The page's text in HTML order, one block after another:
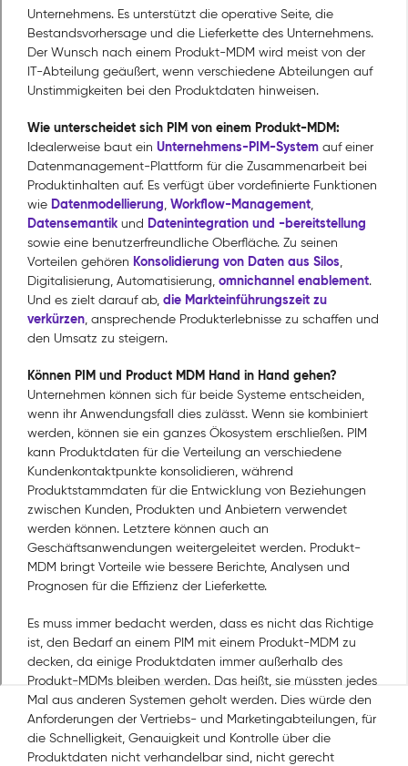
Unternehmens. Es unterstützt die operative Seite, die
Bestandsvorhersage und die Lieferkette des Unternehmens.
Der Wunsch nach einem Produkt-MDM wird meist von der
IT-Abteilung geäußert, wenn verschiedene Abteilungen auf
Unstimmigkeiten bei den Produktdaten hinweisen.
Wie unterscheidet sich PIM von einem Produkt-MDM:
Idealerweise baut ein Unternehmens-PIM-System auf einer
Datenmanagement-Plattform für die Zusammenarbeit bei
Produktinhalten auf. Es verfügt über vordefinierte Funktionen
wie Datenmodellierung, Workflow-Management,
Datensemantik und Datenintegration und -bereitstellung
sowie eine benutzerfreundliche Oberfläche. Zu seinen
Vorteilen gehören Konsolidierung von Daten aus Silos,
Digitalisierung, Automatisierung, omnichannel enablement.
Und es zielt darauf ab, die Markteinführungszeit zu
verkürzen, ansprechende Produkterlebnisse zu schaffen und
den Umsatz zu steigern.
Können PIM und Product MDM Hand in Hand gehen?
Unternehmen können sich für beide Systeme entscheiden,
wenn ihr Anwendungsfall dies zulässt. Wenn sie kombiniert
werden, können sie ein ganzes Ökosystem erschließen. PIM
kann Produktdaten für die Verteilung an verschiedene
Kundenkontaktpunkte konsolidieren, während
Produktstammdaten für die Entwicklung von Beziehungen
zwischen Kunden, Produkten und Anbietern verwendet
werden können. Letztere können auch an
Geschäftsanwendungen weitergeleitet werden. Produkt-
MDM bringt Vorteile wie bessere Berichte, Analysen und
Prognosen für die Effizienz der Lieferkette.
Es muss immer bedacht werden, dass es nicht das Richtige
ist, den Bedarf an einem PIM mit einem Produkt-MDM zu
decken, da einige Produktdaten immer außerhalb des
Produkt-MDMs bleiben werden. Das heißt, sie müssten jedes
Mal aus anderen Systemen geholt werden. Dies würde den
Anforderungen der Vertriebs- und Marketingabteilungen, für
die Schnelligkeit, Genauigkeit und Kontrolle über die
Produktdaten nicht verhandelbar sind, nicht gerecht